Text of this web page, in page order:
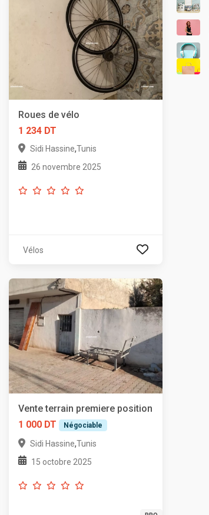
Roues de vélo
1 234 DT
Sidi Hassine,Tunis
26 novembre 2025
Vélos
Vente terrain premiere position
1 000 DT
Négociable
Sidi Hassine,Tunis
15 octobre 2025